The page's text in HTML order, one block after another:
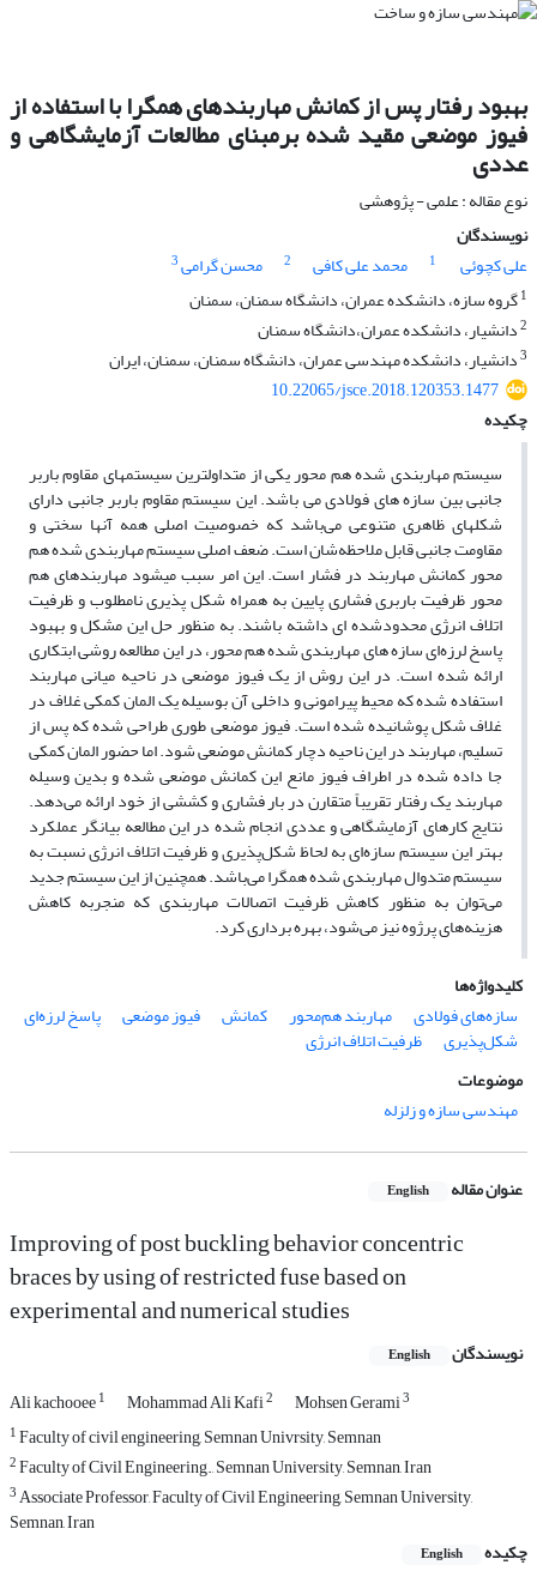
بهبود رفتار پس از کمانش مهاربندهای همگرا با استفاده از
فیوز موضعی مقید شده برمبنای مطالعات آزمایشگاهی و
عددی
نوع مقاله : علمی - پژوهشی
نویسندگان
علی کچوئی
1 محمد علی کافی 2 محسن گرامی3
1گروه سازه، دانشکده عمران، دانشگاه سمنان، سمنان
2دانشیار، دانشکده عمران،دانشگاه سمنان
3دانشیار، دانشکده مهندسی عمران، دانشگاه سمنان، سمنان، ایران
10.22065/jsce.2018.120353.1477
چکیده
سیستم مهاربندی شده هم محور یکی از متداولترین سیستمهای مقاوم باربر
جانبی بین سازه های فولادی می باشد. این سیستم مقاوم باربر جانبی دارای
شکلهای ظاهری متنوعی می‌باشد که خصوصیت اصلی همه آنها سختی و
مقاومت جانبی قابل ملاحظه‌شان است. ضعف اصلی سیستم مهاربندی شده هم
محور کمانش مهاربند در فشار است. این امر سبب میشود مهاربندهای هم
محور ظرفیت باربری فشاری پایین به همراه شکل پذیری نامطلوب و ظرفیت
اتلاف انرژی محدودشده ای داشته باشند. به منظور حل این مشکل و بهبود
پاسخ لرزه‌ای سازه های مهاربندی شده هم محور، در این مطالعه روشی ابتکاری
ارائه شده است. در این روش از یک فیوز موضعی در ناحیه میانی مهاربند
استفاده شده که محیط پیرامونی و داخلی آن بوسیله یک المان کمکی غلاف در
غلاف شکل پوشانیده شده است. فیوز موضعی طوری طراحی شده که پس از
تسلیم، مهاربند در این ناحیه دچار کمانش موضعی شود. اما حضور المان کمکی
جا داده شده در اطراف فیوز مانع این کمانش موضعی شده و بدین وسیله
مهاربند یک رفتار تقریباً متقارن در بار فشاری و کششی از خود ارائه می‌دهد.
نتایج کارهای آزمایشگاهی و عددی انجام شده در این مطالعه بیانگر عملکرد
بهتر این سیستم سازه‌‌ای به لحاظ شکل‌پذیری و ظرفیت اتلاف انرژی نسبت به
سیستم متدوال مهاربندی شده همگرا می‌باشد. همچنین از این سیستم جدید
می‌توان به منظور کاهش ظرفیت اتصالات مهاربندی که منجربه کاهش
هزینه‌های پرژوه نیز می‌شود، بهره برداری کرد.
کلیدواژه‌ها
سازه‌های فولادی
مهاربند هم‌محور کمانش فیوز موضعی پاسخ لرزه‌ای
شکل‌پذیری
ظرفیت اتلاف انرژی
موضوعات
مهندسی سازه و زلزله
عنوان مقاله English
Improving of post buckling behavior concentric
braces by using of restricted fuse based on
experimental and numerical studies
نویسندگان English
Ali kachooee1 Mohammad Ali Kafi2 Mohsen Gerami3
1Faculty of civil engineering, Semnan Univrsity, Semnan
2Faculty of Civil Engineering., Semnan University, Semnan, Iran
3Associate Professor, Faculty of Civil Engineering, Semnan University,
Semnan, Iran
چکیده
English